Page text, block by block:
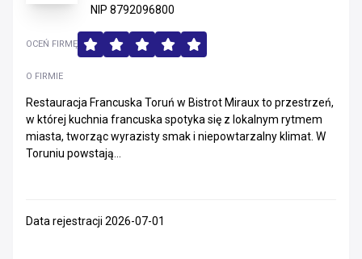
Podkarpackie
Śląskie
Zachodniopomorskie
NIP 8792096800
O FIRMIE
Restauracja Francuska Toruń w Bistrot Miraux to przestrzeń,
w której kuchnia francuska spotyka się z lokalnym rytmem
miasta, tworząc wyrazisty smak i niepowtarzalny klimat. W
Toruniu powstają...
OCEŃ FIRMĘ
Data rejestracji 2026-07-01